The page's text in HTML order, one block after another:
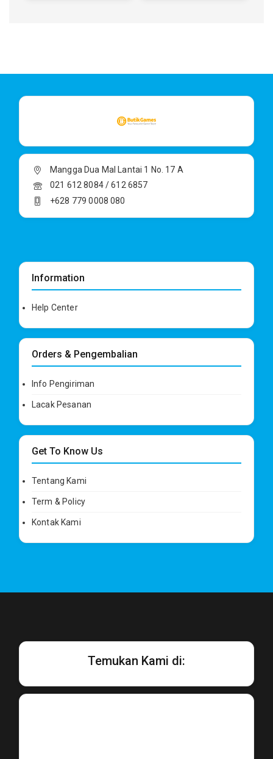
Mangga Dua Mal Lantai 1 No. 17 A
021 612 8084 / 612 6857
+628 779 0008 080
Information
Help Center
Orders & Pengembalian
Info Pengiriman
Lacak Pesanan
Get To Know Us
Tentang Kami
Term & Policy
Kontak Kami
Temukan Kami di: